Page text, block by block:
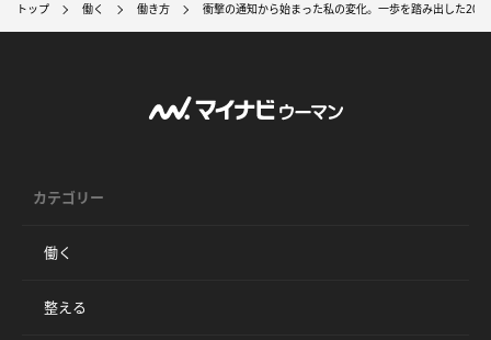
トップ 働く 働き方 衝撃の通知から始まった私の変化。一歩を踏み出した
カテゴリー
働く
整える